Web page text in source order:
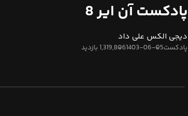
پادکست آن ایر 8
دیجی الکس علی داد
پادکست1403-06-051,319,806 بازدید